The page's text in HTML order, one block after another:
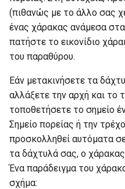
Πλοήγηση σε ένα σημείο
Μέτρηση μεγάλων
αποστάσεων
(πιθανώς με το άλλο σας
ένας χάρακας ανάμεσα
πατήστε το εικονίδιο
του παραθύρου.
Εάν μετακινήσετε τα
αλλάξετε την αρχή και το
τοποθετήσετε το σημείο
Σημείο πορείας ή την
προσκολληθεί αυτόματα
τα δάχτυλά σας, ο
Ένα παράδειγμα του
σχήμα: